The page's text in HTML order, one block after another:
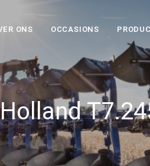
ONS OCCASIONS